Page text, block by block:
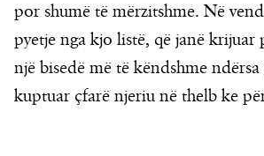
por shumë të mërzitshme. Në
pyetje nga kjo listë, që janë krijuar
një bisedë më të këndshme
kuptuar çfarë njeriu në thelb ke